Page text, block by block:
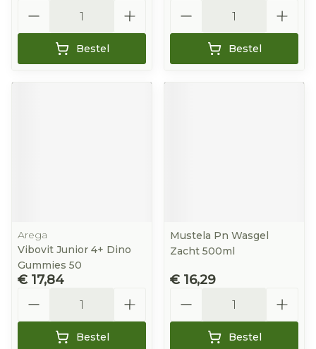
Bestel Bestel
Arega
Vibovit Junior 4+ Dino
Gummies 50
€ 17,84
Bestel
Mustela Pn Wasgel
Zacht 500ml
€ 16,29
Bestel